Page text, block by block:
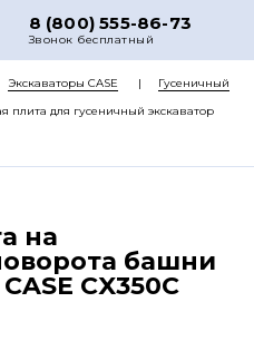
8 (800) 555-86-73
Звонок бесплатный
Экскаваторы CASE
Гусеничный
плита для гусеничный экскаватор
на
башни
CX350C